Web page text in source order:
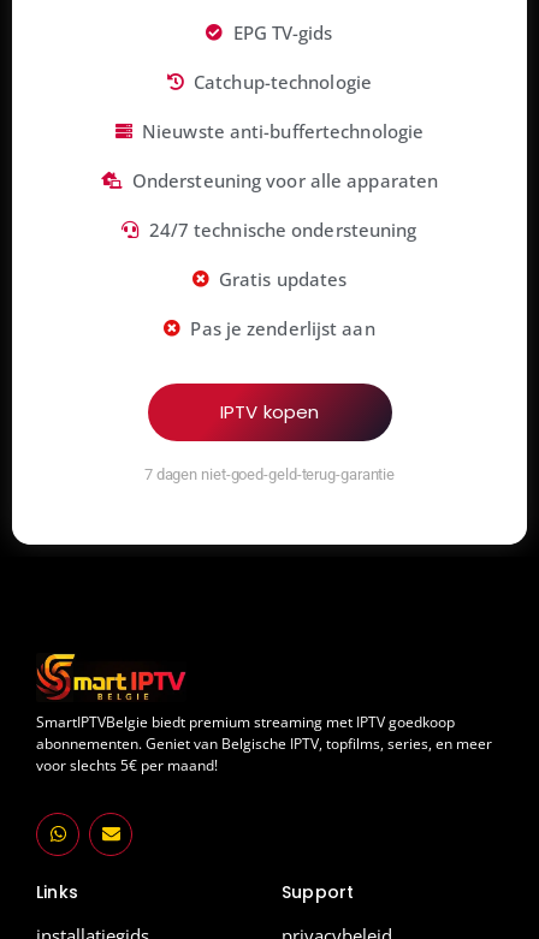
EPG TV-gids
Catchup-technologie
Nieuwste anti-buffertechnologie
Ondersteuning voor alle apparaten
24/7 technische ondersteuning
Gratis updates
Pas je zenderlijst aan
IPTV kopen
7 dagen niet-goed-geld-terug-garantie
SmartIPTVBelgie biedt premium streaming met IPTV goedkoop
abonnementen. Geniet van Belgische IPTV, topfilms, series, en meer
voor slechts 5€ per maand!
W
h
a
s
p
E
n
v
p
Links
Support